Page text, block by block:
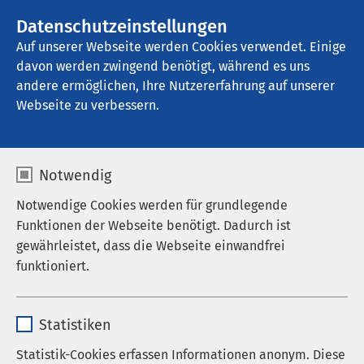
Datenschutzeinstellungen
Auf unserer Webseite werden Cookies verwendet. Einige
davon werden zwingend benötigt, während es uns
andere ermöglichen, Ihre Nutzererfahrung auf unserer
Webseite zu verbessern.
Notwendig
Notwendige Cookies werden für grundlegende
Funktionen der Webseite benötigt. Dadurch ist
gewährleistet, dass die Webseite einwandfrei
funktioniert.
Anbieter sgalinski
Statistiken
Statistik-Cookies erfassen Informationen anonym. Diese
AMEOS Eingliederung Osnabrück
Qualitätszirkel
Autismus-Spektrum-
Störung Osnabrück
Netzwerktreffen